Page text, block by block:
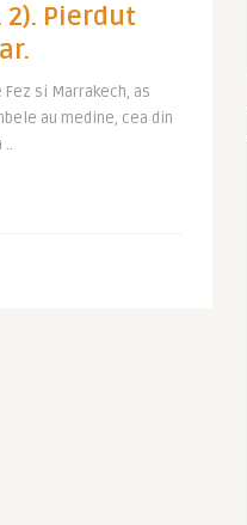
2). Pierdut
si Marrakech, as
au medine, cea din
..